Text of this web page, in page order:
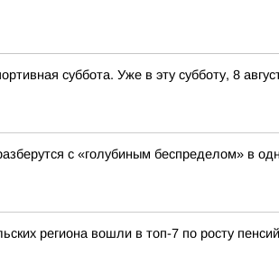
суббота. Уже в эту субботу, 8
с «голубиным беспределом» в
региона вошли в топ-7 по росту пенсий